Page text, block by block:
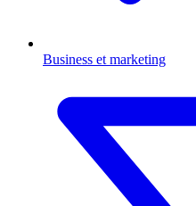
Business et marketing